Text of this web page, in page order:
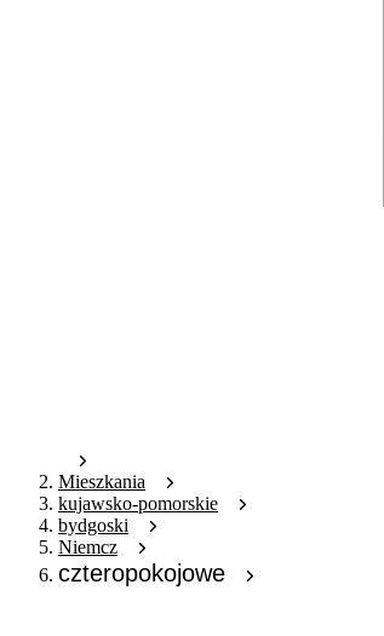
Mieszkania
kujawsko-pomorskie
bydgoski
Niemcz
czteropokojowe